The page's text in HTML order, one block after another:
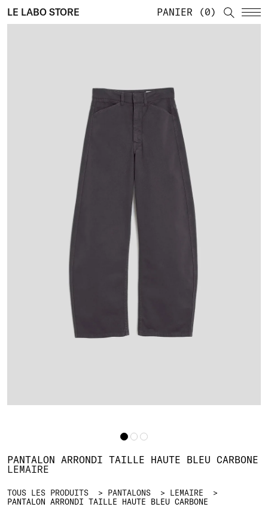
LE LABO STORE PANIER 0
TOUS LES PRODUITS PANTALONS
LEMAIRE
PANTALON ARRONDI TAILLE HAUTE BLEU CARBONE
PANTALON ARRONDI TAILLE HAUTE BLEU CARBONE
LEMAIRE